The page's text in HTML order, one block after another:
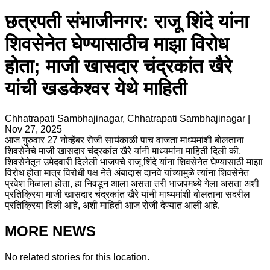
छत्रपती संभाजीनगर: राजू शिंदे यांना
शिवसेनेत घेण्यासाठीच माझा विरोध
होता; माजी खासदार चंद्रकांत खैरे
यांची खडकेश्वर येथे माहिती
Chhatrapati Sambhajinagar, Chhatrapati Sambhajinagar
Nov 27, 2025
आज गुरुवार 27 नोव्हेंबर रोजी सायंकाळी पाच वाजता माध्यमांशी बोलताना
शिवसेनेचे माजी खासदार चंद्रकांत खैरे यांनी माध्यमांना माहिती दिली की,
शिवसेनेतून उमेदवारी दिलेली भाजपचे राजू शिंदे यांना शिवसेनेत घेण्यासाठी माझा
विरोध होता मात्र विरोधी पक्ष नेते अंबादास दानवे यांच्यामुळे त्यांना शिवसेनेत
प्रवेश मिळाला होता, हा निवडून आला असता तरी भाजपमध्ये गेला असता अशी
प्रतिक्रिया माजी खासदार चंद्रकांत खैरे यांनी माध्यमांशी बोलताना सदरील
प्रतिक्रिया दिली आहे, अशी माहिती आज रोजी देण्यात आली आहे.
MORE NEWS
No related stories for this location.